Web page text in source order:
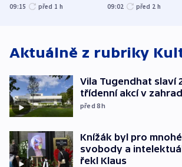
nenárokové, namítá
09:15 před 1 h
trh, hasiče či
09:02 před 2 h
Aktuálně z rubriky
Vila Tugendhat slaví
třídenní akcí v
před 8h
Knížák byl pro
svobody a
řekl Klaus